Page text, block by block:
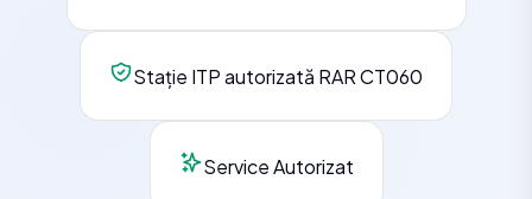
Stație ITP autorizată RAR CT060
Service Autorizat